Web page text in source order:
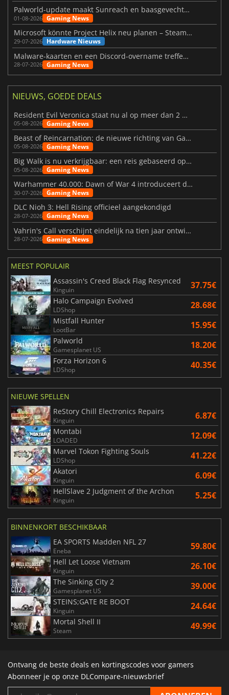
Palworld-update maakt Sunreach en baasgevechten stabieler
01-08-2026 Gaming News
Microsoft könnte Project Helix neu planen – Steam-Support wackelt
29-07-2026 Hardware Nieuws
Malware-kaarten en een Discord-overname treffen Meccha Chameleon
28-07-2026 Gaming News
NIEUWS, GOEDE DEALS
Resident Evil Veronica staat nu al op meer dan 2 miljoen verlanglijstjes
05-08-2026 Gaming News
Beast of Reincarnation: de nieuwe richting van Game Freak
05-08-2026 Gaming News
Big Walk is nu verkrijgbaar: een reis gebaseerd op vriendschap
05-08-2026 Gaming News
Warhammer 40.000: Dawn of War 4 introduceert de Necron-factie
30-07-2026 Gaming News
DLC Nioh 3: Hell Rising officieel aangekondigd
28-07-2026 Gaming News
Vahrin's Call verschijnt eindelijk na tien jaar ontwikkeling
28-07-2026 Gaming News
MEEST POPULAIR
Assassin's Creed Black Flag Resynced
Kinguin 37.75€
Halo Campaign Evolved
LDShop 28.68€
Mistfall Hunter
LootBar 15.95€
Palworld
Gamesplanet US 18.20€
Forza Horizon 6
LDShop 40.35€
NIEUWE SPELLEN
ReStory Chill Electronics Repairs
Kinguin 6.87€
Montabi
LOADED 12.09€
Marvel Tokon Fighting Souls
LDShop 41.22€
Akatori
Kinguin 6.09€
HellSlave 2 Judgment of the Archon
Kinguin 5.25€
BINNENKORT BESCHIKBAAR
EA SPORTS Madden NFL 27
Eneba 59.80€
Hell Let Loose Vietnam
Kinguin 26.10€
The Sinking City 2
Gamesplanet US 39.00€
STEINS;GATE RE BOOT
Kinguin 24.64€
Mortal Shell II
Steam 49.99€
Ontvang de beste deals en kortingscodes voor gamers
Abonneer je op onze DLCompare-nieuwsbrief